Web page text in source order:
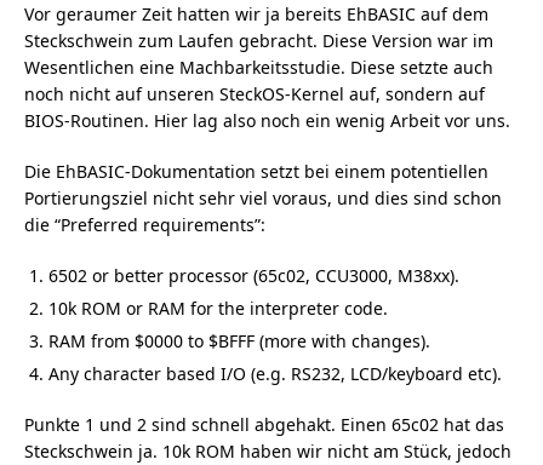
Vor geraumer Zeit hatten wir ja bereits EhBASIC auf dem
Steckschwein zum Laufen gebracht. Diese Version war im
Wesentlichen eine Machbarkeitsstudie. Diese setzte auch
noch nicht auf unseren SteckOS-Kernel auf, sondern auf
BIOS-Routinen. Hier lag also noch ein wenig Arbeit vor uns.
Die EhBASIC-Dokumentation setzt bei einem potentiellen
Portierungsziel nicht sehr viel voraus, und dies sind schon
die “Preferred requirements”:
6502 or better processor (65c02, CCU3000, M38xx).
10k ROM or RAM for the interpreter code.
RAM from $0000 to $BFFF (more with changes).
Any character based I/O (e.g. RS232, LCD/keyboard etc).
Punkte 1 und 2 sind schnell abgehakt. Einen 65c02 hat das
Steckschwein ja. 10k ROM haben wir nicht am Stück, jedoch